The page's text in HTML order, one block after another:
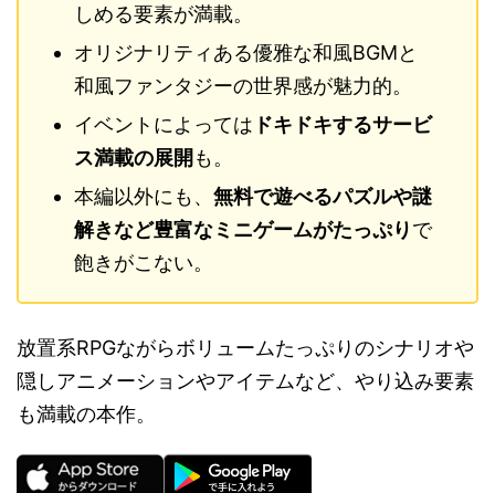
しめる要素が満載。
オリジナリティある優雅な和風BGMと
和風ファンタジーの世界感が魅力的。
イベントによっては ドキドキするサービ
ス満載の展開も。
本編以外にも、 無料で遊べるパズルや謎
解きなど豊富なミニゲームがたっぷりで
飽きがこない。
放置系RPGながらボリュームたっぷりのシナリオや
隠しアニメーションやアイテムなど、やり込み要素
も満載の本作。